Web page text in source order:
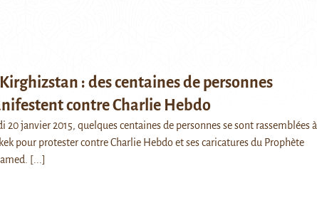
Kirghizstan : des centaines de personnes
contre Charlie Hebdo
20 janvier 2015, quelques centaines de personnes se sont rassemblées à
pour protester contre Charlie Hebdo et ses caricatures du Prophète
[...]